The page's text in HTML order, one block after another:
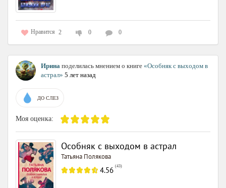
Нравится 2 0 0
Ирина поделилась мнением о книге «Особняк с выходом в
астрал» 5 лет назад
ДО СЛЕЗ
Моя оценка:
Особняк с выходом в астрал
Татьяна Полякова
4.56 (43)